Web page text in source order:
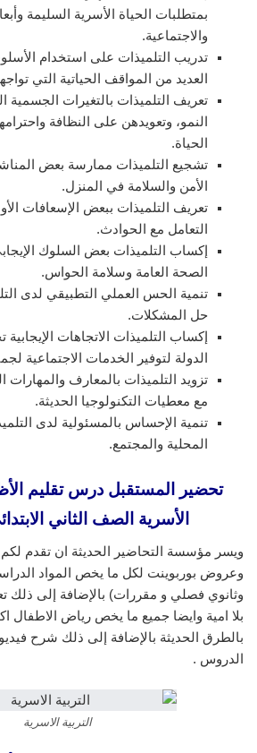
بمتطلبات الحياة الأسرية السليمة
والاجتماعية.
تدريب التلميذات على استخدام
العديد من المواقف الحياتية التي
تعريف التلميذات بالتغيرات الجسمية
النمو، وتعويدهن على النظافة
الحياة.
تشجيع التلميذات ممارسة بعض
الأمن والسلامة في المنزل.
تعريف التلميذات ببعض الإسعافات
التعامل مع الحوادث.
إكساب التلميذات بعض السلوك
الصحة العامة وسلامة الحواس.
تنمية الحس العملي التطبيقي لدى
حل المشكلات.
إكساب التلميذات الاتجاهات الإيجابية
الدولة لتوفير الخدمات الاجتماعية
تزويد التلميذات بالمعارف والمهارات
مع معطيات التكنولوجيا الحديثة.
تنمية الإحساس بالمسئولية لدى
المحلية والمجتمع.
تحضير المستقبل درس تقليم
الأسرية الصف الثاني الابتدائي
ويسر مؤسسة التحاضير الحديثة ان تقدم
وعروض بوربوينت لكل ما يخص المواد
وثانوي فصلي و مقررات) بالإضافة إلى ذلك
بلا امية وايضا جميع ما يخص رياض الاطفال
بالطرق الحديثة بالإضافة إلى ذلك شرح
الدروس .
التربية الاسرية